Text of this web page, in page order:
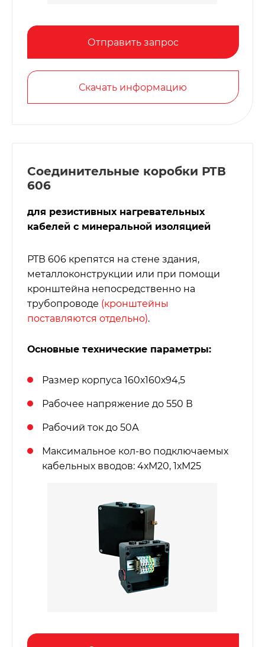
Отправить запрос
Скачать информацию
Соединительные коробки РТВ
606
для резистивных нагревательных
кабелей с минеральной изоляцией
РТВ 606 крепятся на стене здания,
металлоконструкции или при помощи
кронштейна непосредственно на
трубопроводе (кронштейны
поставляются отдельно).
Основные технические параметры:
Размер корпуса 160х160х94,5
Рабочее напряжение до 550 В
Рабочий ток до 50А
Максимальное кол-во подключаемых
кабельных вводов: 4хМ20, 1хМ25